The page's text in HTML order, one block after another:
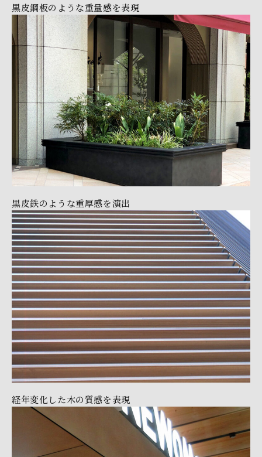
黒皮鋼板のような重量感を表現
黒皮鉄のような重厚感を演出
経年変化した木の質感を表現